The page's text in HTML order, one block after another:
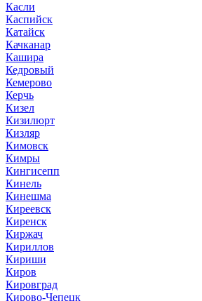
Касли
Каспийск
Катайск
Качканар
Кашира
Кедровый
Кемерово
Керчь
Кизел
Кизилюрт
Кизляр
Кимовск
Кимры
Кингисепп
Кинель
Кинешма
Киреевск
Киренск
Киржач
Кириллов
Кириши
Киров
Кировград
Кирово-Чепецк